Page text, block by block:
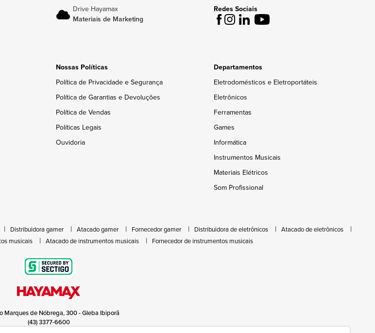
Drive Hayamax
Materiais de Marketing
Redes Sociais
Nossas Políticas
Política de Privacidade e Segurança
Política de Garantias e Devoluções
Política de Vendas
Políticas Legais
Ouvidoria
Departamentos
Eletrodomésticos e Eletroportáteis
Eletrônicos
Ferramentas
Games
Informática
Instrumentos Musicais
Materiais Elétricos
Som Profissional
Distribuidora gamer Atacado gamer Fornecedor gamer Distribuidora de eletrônicos
Atacado de eletrônicos
musicais Atacado de instrumentos musicais Fornecedor de instrumentos musicais
Marques de Nóbrega, 300 - Gleba Ibiporã
(43) 3377-6600